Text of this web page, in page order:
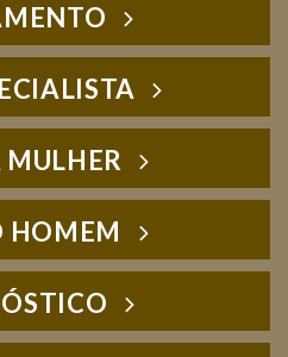
HOMEM